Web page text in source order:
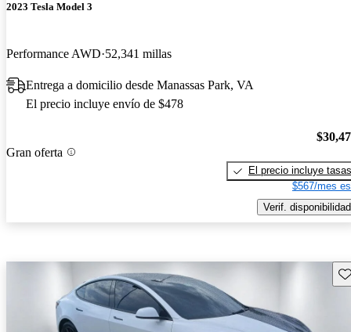
2023 Tesla Model 3
Performance AWD 52,341 millas
Entrega a domicilio desde Manassas Park, VA
El precio incluye envío de $478
Gran oferta
El precio incluye tasas
$567/mes
Verif. disponibilidad